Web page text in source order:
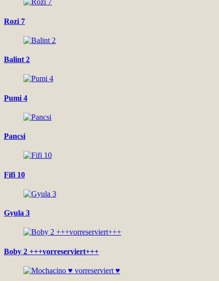
Rozi 7
Balint 2
Pumi 4
Pancsi
Fifi 10
Gyula 3
Boby 2 +++vorreserviert+++